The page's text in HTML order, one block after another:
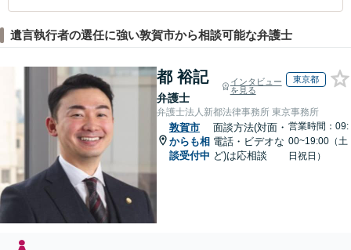
遺言執行者の選任に強い敦賀市から相談可能な弁護士
都 裕記
弁護士
インタビュー
を見る
東京都
弁護士法人新都法律事務所 東京事務所
敦賀市
からも相
談受付中
面談方法(対面・
電話・ビデオな
ど)は応相談
営業時間：09:
00~19:00（土
日祝日）